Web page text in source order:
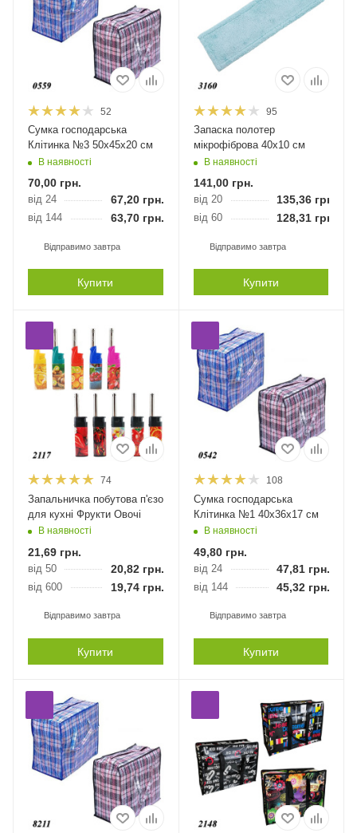
52
Сумка господарська
Клітинка №3 50х45х20 см
В наявності
70,00 грн.
від 24 67,20 грн.
від 144 63,70 грн.
Відправимо завтра
Купити
95
Запаска полотер
мікрофіброва 40х10 см
В наявності
141,00грн.
від 20 135,36грн.
від 60 128,31грн.
Відправимо завтра
Купити
74
Запальничка побутова п'єзо
для кухні Фрукти Овочі
В наявності
21,69 грн.
від 50 20,82 грн.
від 600 19,74 грн.
Відправимо завтра
Купити
108
Сумка господарська
Клітинка №1 40х36х17 см
В наявності
49,80грн.
від 24 47,81грн.
від 144 45,32грн.
Відправимо завтра
Купити